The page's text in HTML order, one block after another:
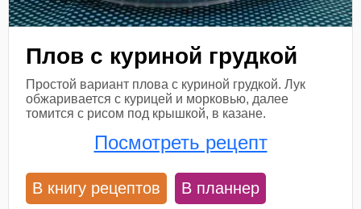
Плов с куриной грудкой
Простой вариант плова с куриной грудкой. Лук
обжаривается с курицей и морковью, далее
томится с рисом под крышкой, в казане.
Посмотреть рецепт
В книгу рецептов В планнер